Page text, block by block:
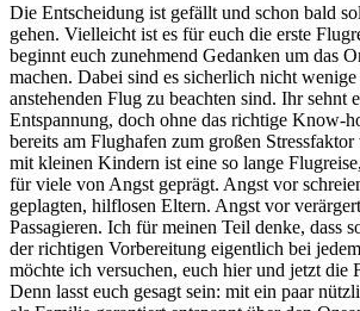
Die Entscheidung ist gefällt und schon bald
gehen. Vielleicht ist es für euch die erste
beginnt euch zunehmend Gedanken um das
machen. Dabei sind es sicherlich nicht
anstehenden Flug zu beachten sind. Ihr sehnt
Entspannung, doch ohne das richtige Know-
bereits am Flughafen zum großen
mit kleinen Kindern ist eine so lange
für viele von Angst geprägt. Angst vor
geplagten, hilflosen Eltern. Angst vor
Passagieren. Ich für meinen Teil denke, dass
der richtigen Vorbereitung eigentlich bei
möchte ich versuchen, euch hier und jetzt die
Denn lasst euch gesagt sein: mit ein paar